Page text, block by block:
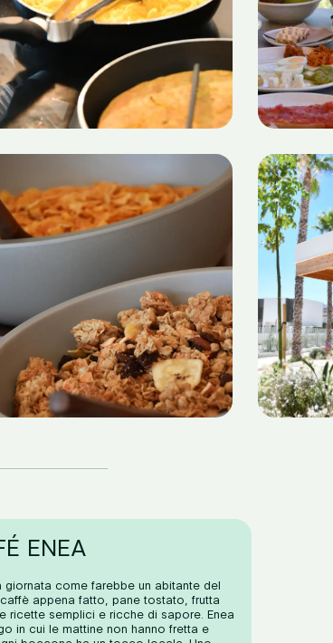
ENEA
giornata come farebbe un abitante del
appena fatto, pane tostato, frutta
ricette semplici e ricche di sapore. Enea
in cui le mattine non hanno fretta e